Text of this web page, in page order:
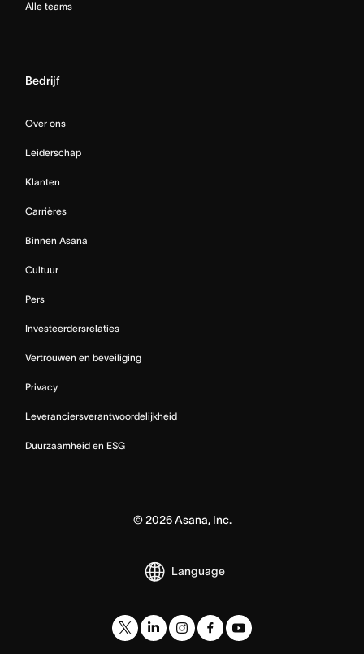
Alle teams
Bedrijf
Over ons
Leiderschap
Klanten
Carrières
Binnen Asana
Cultuur
Pers
Investeerdersrelaties
Vertrouwen en beveiliging
Privacy
Leveranciersverantwoordelijkheid
Duurzaamheid en ESG
© 2026Asana, Inc.
Language